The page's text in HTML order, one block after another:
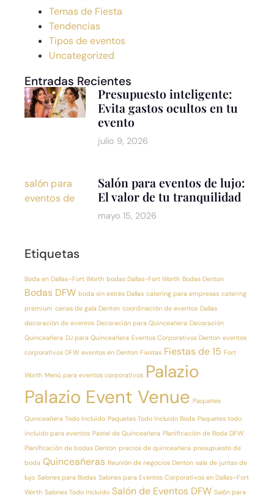
Temas de Fiesta
Tendencias
Tipos de eventos
Uncategorized
Entradas Recientes
Presupuesto inteligente:
Evita gastos ocultos en tu
evento
julio 9, 2026
Salón para eventos de lujo:
El valor de tu tranquilidad
mayo 15, 2026
Etiquetas
Boda en Dallas–Fort Worth bodas Dallas-Fort Worth Bodas Denton
Bodas DFW boda sin estrés Dallas catering para empresas catering
premium cenas de gala Denton coordinación de eventos Dallas
decoración de eventos Decoración para Quinceañera Decoración
Quinceañera DJ para Quinceañera Eventos Corporativos Denton eventos
corporativos DFW eventos en Denton Fiestas Fiestas de 15 Fort
Worth Menú para eventos corporativos Palazio
Palazio Event Venue Paquetes
Quinceañera Todo Incluido Paquetes Todo Incluido Boda Paquetes todo
incluido para eventos Pastel de Quinceañera Planificación de Boda DFW
Planificación de bodas Denton precios de quinceañera presupuesto de
boda Quinceañeras Reunión de negocios Denton sala de juntas de
lujo Salones para Bodas Salones para Eventos Corporativos en Dallas–Fort
Worth Salones Todo Incluido Salón de Eventos DFW Salón para